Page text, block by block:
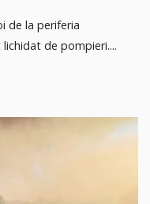
de la periferia
de pompieri....